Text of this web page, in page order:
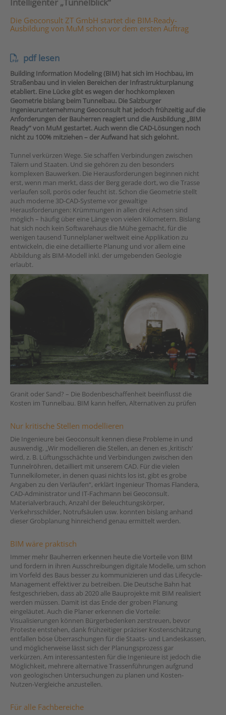
Intelligenter „Tunnelblick“
Die Geoconsult ZT GmbH startet die BIM-Ready-
Ausbildung von MuM schon vor dem ersten Auftrag
pdf lesen
Building Information Modeling (BIM) hat sich im Hochbau, im
Straßenbau und in vielen Bereichen der Infrastrukturplanung
etabliert. Eine Lücke gibt es wegen der hochkomplexen
Geometrie bislang beim Tunnelbau. Die Salzburger
Ingenieurunternehmung Geoconsult hat jedoch frühzeitig auf die
Anforderungen der Bauherren reagiert und die Ausbildung „BIM
Ready“ von MuM gestartet. Auch wenn die CAD-Lösungen noch
nicht zu 100% mitziehen – der Aufwand hat sich gelohnt.
Tunnel verkürzen Wege. Sie schaffen Verbindungen zwischen
Tälern und Staaten. Und sie gehören zu den besonders
komplexen Bauwerken. Die Herausforderungen beginnen nicht
erst, wenn man merkt, dass der Berg gerade dort, wo die Trasse
verlaufen soll, porös oder feucht ist. Schon die Geometrie stellt
auch moderne 3D-CAD-Systeme vor gewaltige
Herausforderungen: Krümmungen in allen drei Achsen sind
möglich – häufig über eine Länge von vielen Kilometern. Bislang
hat sich noch kein Softwarehaus die Mühe gemacht, für die
wenigen tausend Tunnelplaner weltweit eine Applikation zu
entwickeln, die eine detaillierte Planung und vor allem eine
Abbildung als BIM-Modell inkl. der umgebenden Geologie
erlaubt.
Granit oder Sand? – Die Bodenbeschaffenheit beeinflusst die
Kosten im Tunnelbau. BIM kann helfen, Alternativen zu prüfen
Nur kritische Stellen modellieren
Die Ingenieure bei Geoconsult kennen diese Probleme in und
auswendig. „Wir modellieren die Stellen, an denen es ‚kritisch‘
wird, z. B. Lüftungsschächte und Verbindungen zwischen den
Tunnelröhren, detailliert mit unserem CAD. Für die vielen
Tunnelkilometer, in denen quasi nichts los ist, gibt es grobe
Angaben zu den Verläufen“, erklärt Ingenieur Thomas Flandera,
CAD-Administrator und IT-Fachmann bei Geoconsult.
Materialverbrauch, Anzahl der Beleuchtungskörper,
Verkehrsschilder, Notrufsäulen usw. konnten bislang anhand
dieser Grobplanung hinreichend genau ermittelt werden.
BIM wäre praktisch
Immer mehr Bauherren erkennen heute die Vorteile von BIM
und fordern in ihren Ausschreibungen digitale Modelle, um schon
im Vorfeld des Baus besser zu kommunizieren und das Lifecycle-
Management effektiver zu betreiben. Die Deutsche Bahn hat
festgeschrieben, dass ab 2020 alle Bauprojekte mit BIM realisiert
werden müssen. Damit ist das Ende der groben Planung
eingeläutet. Auch die Planer erkennen die Vorteile:
Visualisierungen können Bürgerbedenken zerstreuen, bevor
Proteste entstehen, dank frühzeitiger präziser Kostenschätzung
entfallen böse Überraschungen für die Staats- und Landeskassen,
und möglicherweise lässt sich der Planungsprozess gar
verkürzen. Am interessantesten für die Ingenieure ist jedoch die
Möglichkeit, mehrere alternative Trassenführungen aufgrund
von geologischen Untersuchungen zu planen und Kosten-
Nutzen-Vergleiche anzustellen.
Für alle Fachbereiche